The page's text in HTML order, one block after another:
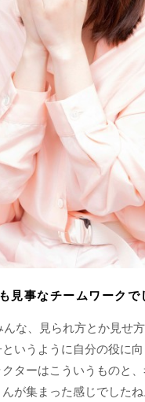
事なチームワークで
な、見られ方とか見せ方
いうように自分の役に
クターはこういうもの
が集まった感じでしたね